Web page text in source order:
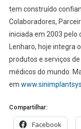
tem construído
Colaboradores,
iniciada em 2003 pelo
Lenharo, hoje integra
produtos e serviços
médicos do mundo.
em
Compartilhar:
Facebook